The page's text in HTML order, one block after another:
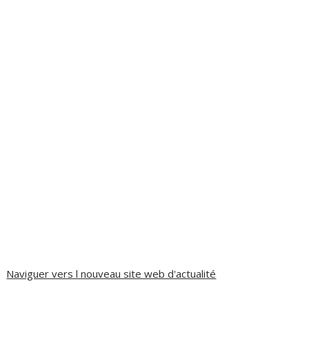
Naviguer vers l nouveau site web d'actualité